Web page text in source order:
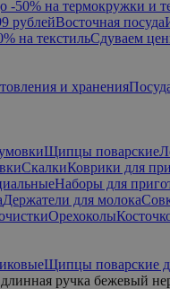
-50% на термокружки и
рублейВосточная посуда
на текстильСдуваем
и хранения
Щипцы поварские
СкалкиКоврики для
Наборы для
Держатели для молока
Орехоколы
Щипцы поварские
ручка бежевый